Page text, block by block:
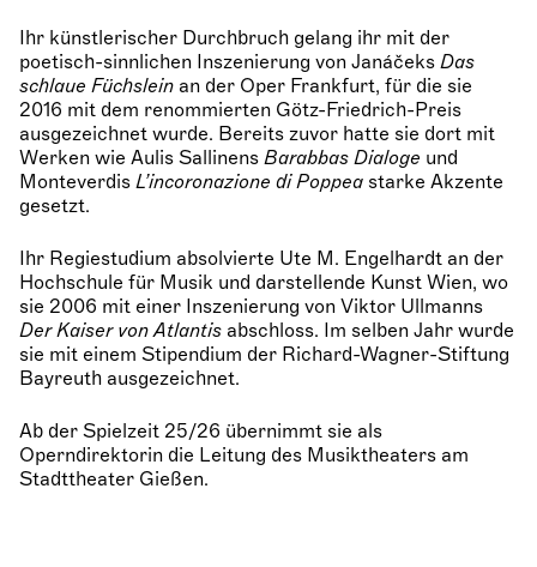
Ihr künstlerischer Durchbruch gelang ihr mit der
poetisch-sinnlichen Inszenierung von Janáčeks Das
schlaue Füchslein an der Oper Frankfurt, für die sie
2016 mit dem renommierten Götz-Friedrich-Preis
ausgezeichnet wurde. Bereits zuvor hatte sie dort mit
Werken wie Aulis Sallinens Barabbas Dialoge und
Monteverdis L’incoronazione di Poppea starke Akzente
gesetzt.
Ihr Regiestudium absolvierte Ute M. Engelhardt an der
Hochschule für Musik und darstellende Kunst Wien, wo
sie 2006 mit einer Inszenierung von Viktor Ullmanns
Der Kaiser von Atlantis abschloss. Im selben Jahr wurde
sie mit einem Stipendium der Richard-Wagner-Stiftung
Bayreuth ausgezeichnet.
Ab der Spielzeit 25/26 übernimmt sie als
Operndirektorin die Leitung des Musiktheaters am
Stadttheater Gießen.